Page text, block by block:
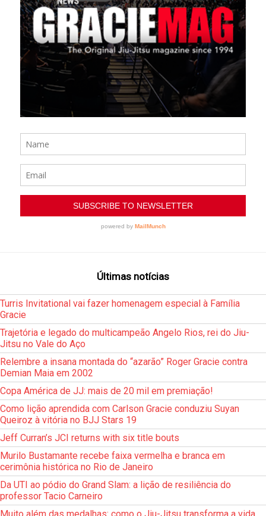
Últimas notícias
Turris Invitational vai fazer homenagem especial à Família
Gracie
Trajetória e legado do multicampeão Angelo Rios, rei do Jiu-
Jitsu no Vale do Aço
Relembre a insana montada do “azarão” Roger Gracie contra
Demian Maia em 2002
Copa América de JJ: mais de 20 mil em premiação!
Como lição aprendida com Carlson Gracie conduziu Suyan
Queiroz à vitória no BJJ Stars 19
Jeff Curran’s JCI returns with six title bouts
Murilo Bustamante recebe faixa vermelha e branca em
cerimônia histórica no Rio de Janeiro
Da UTI ao pódio do Grand Slam: a lição de resiliência do
professor Tacio Carneiro